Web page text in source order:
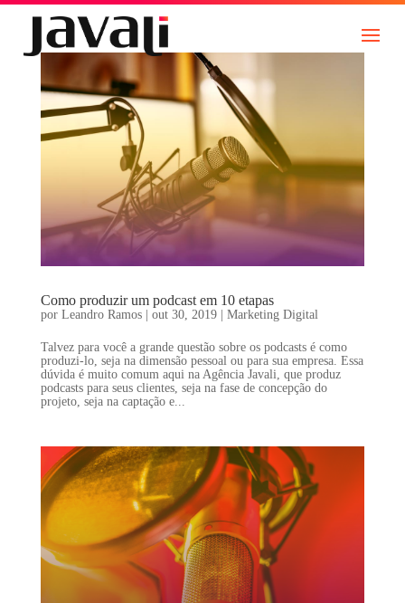
Como produzir um podcast em 10 etapas
por Leandro Ramos| out 30, 2019| Marketing Digital
Talvez para você a grande questão sobre os podcasts é como
produzi-lo, seja na dimensão pessoal ou para sua empresa. Essa
dúvida é muito comum aqui na Agência Javali, que produz
podcasts para seus clientes, seja na fase de concepção do
projeto, seja na captação e...